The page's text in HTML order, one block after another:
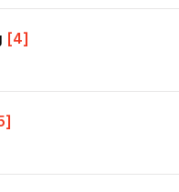
[4]